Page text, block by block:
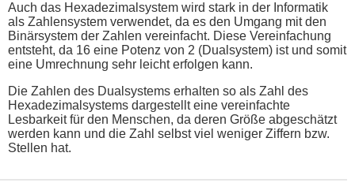
Auch das Hexadezimalsystem wird stark in der Informatik
als Zahlensystem verwendet, da es den Umgang mit den
Binärsystem der Zahlen vereinfacht. Diese Vereinfachung
entsteht, da 16 eine Potenz von 2 (Dualsystem) ist und somit
eine Umrechnung sehr leicht erfolgen kann.
Die Zahlen des Dualsystems erhalten so als Zahl des
Hexadezimalsystems dargestellt eine vereinfachte
Lesbarkeit für den Menschen, da deren Größe abgeschätzt
werden kann und die Zahl selbst viel weniger Ziffern bzw.
Stellen hat.